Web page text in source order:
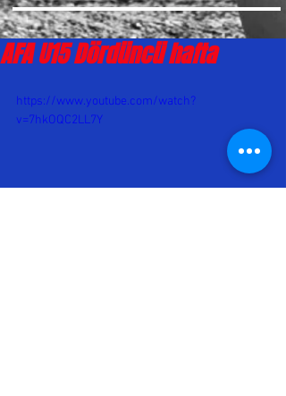
AFA U15 Dördüncü hafta
https://www.youtube.com/watch?
v=7hkOQC2LL7Y